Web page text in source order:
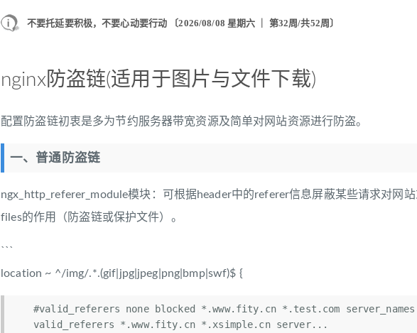
不要托延要积极，不要心动要行动 〔2026/08/08 星期六 ｜ 第32周/共52周〕
nginx防盗链(适用于图片与文件下载)
配置防盗链初衷是多为节约服务器带宽资源及简单对网站资源进行防盗。
一、普通防盗链
ngx_http_referer_module模块：可根据header中的referer信息屏蔽某些请求对网
files的作用（防盗链或保护文件）。
```
location ~ ^/img/.*.(gif|jpg|jpeg|png|bmp|swf)$ {